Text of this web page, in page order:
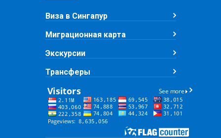
Виза в Сингапур
Миграционная карта
Экскурсии
Трансферы